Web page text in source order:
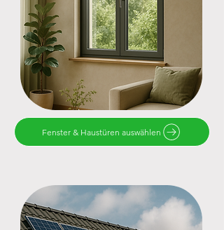
Fenster & Haustüren auswählen